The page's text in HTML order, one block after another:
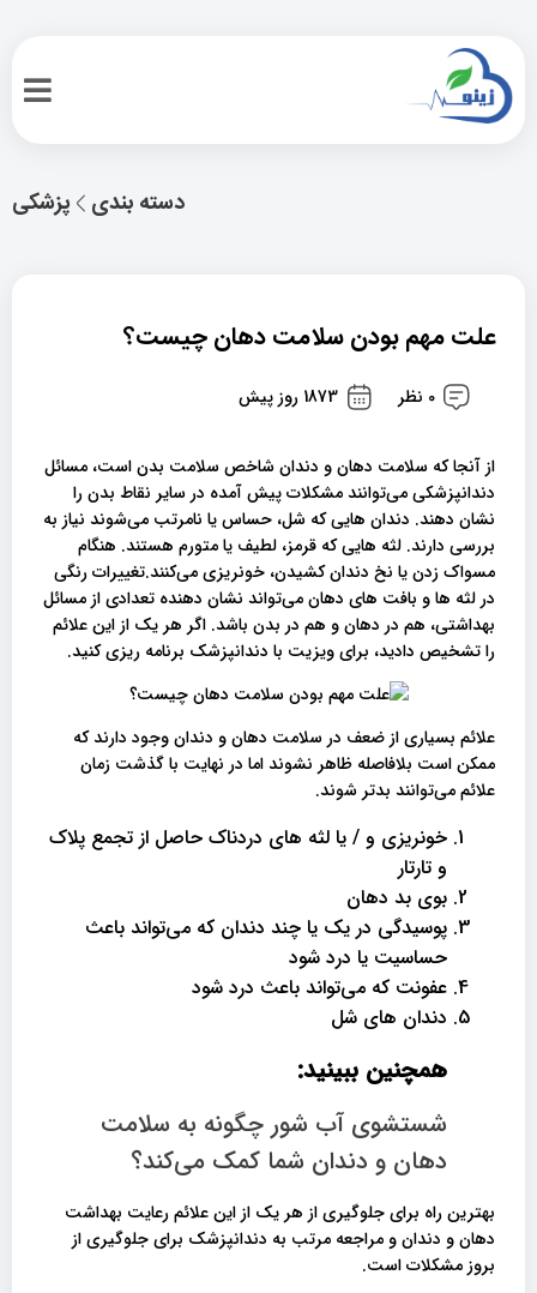
پزشکی دسته بندی
علت مهم بودن سلامت دهان چیست؟
0 نظر 1873 روز پیش
از آنجا که سلامت دهان و دندان شاخص سلامت بدن است، مسائل
دندانپزشکی می‌توانند مشکلات پیش آمده در سایر نقاط بدن را
نشان دهند. دندان هایی که شل، حساس یا نامرتب می‌شوند نیاز به
بررسی دارند. لثه هایی که قرمز، لطیف یا متورم هستند. هنگام
مسواک زدن یا نخ دندان کشیدن، خونریزی می‌کنند.تغییرات رنگی
در لثه ها و بافت های دهان می‌تواند نشان دهنده تعدادی از مسائل
بهداشتی، هم در دهان و هم در بدن باشد. اگر هر یک از این علائم
را تشخیص دادید، برای ویزیت با دندانپزشک برنامه ریزی کنید.
علائم بسیاری از ضعف در سلامت دهان و دندان وجود دارند که
ممکن است بلافاصله ظاهر نشوند اما در نهایت با گذشت زمان
علائم می‌توانند بدتر شوند.
خونریزی و / یا لثه های دردناک حاصل از تجمع پلاک
و تارتار
بوی بد دهان
پوسیدگی در یک یا چند دندان که می‌تواند باعث
حساسیت یا درد شود
عفونت که می‌تواند باعث درد شود
دندان های شل
همچنین ببینید:
شستشوی آب شور چگونه به سلامت
دهان و دندان شما کمک می‌کند؟
بهترین راه برای جلوگیری از هر یک از این علائم رعایت بهداشت
دهان و دندان و مراجعه مرتب به دندانپزشک برای جلوگیری از
بروز مشکلات است.